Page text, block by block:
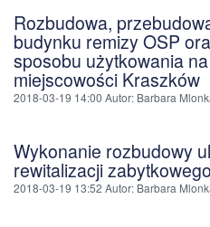
Rozbudowa,
budynku remizy OSP
sposobu użytkowania
miejscowości Kraszków
2018-03-19 14:00 Autor: Barbara
Wykonanie rozbudowy
rewitalizacji
2018-03-19 13:52 Autor: Barbara